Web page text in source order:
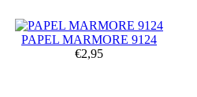
PAPEL MARMORE 9124
€2,95